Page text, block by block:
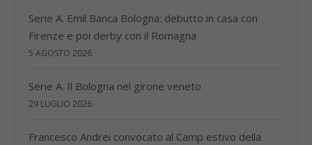
Serie A. Emil Banca Bologna: debutto in casa con
Firenze e poi derby con il Romagna
5 AGOSTO 2026
Serie A. Il Bologna nel girone veneto
29 LUGLIO 2026
Francesco Andrei convocato al Camp estivo della